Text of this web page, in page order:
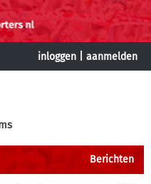
inloggen aanmelden
Berichten